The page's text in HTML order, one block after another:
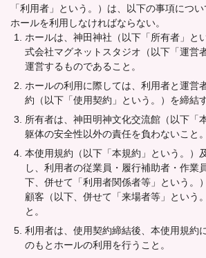
「利用者」という。）は、以下の事項につい
ホールを利用しなければならない。
ホールは、神田神社（以下「所有者」と
式会社マグネットスタジオ（以下「運営
運営するものであること。
ホールの利用に際しては、利用者と運営
約（以下「使用契約」という。）を締結
所有者は、神田明神文化交流館（以下「
躯体の安全性以外の責任を負わないこと。
本使用規約（以下「本規約」という。）
し、利用者の従業員・履行補助者・作業
下、併せて「利用者関係者等」という。
顧客（以下、併せて「来場者等」という
と。
利用者は、使用契約締結後、本使用規約
のもとホールの利用を行うこと。